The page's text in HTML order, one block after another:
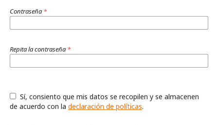
Contraseña *
Repita la contraseña *
de acuerdo con la declaración de políticas.